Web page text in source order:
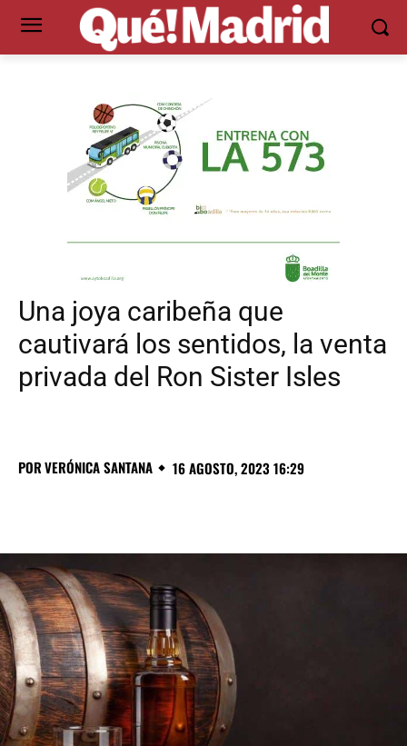
Una joya caribeña que
cautivará los sentidos, la venta
privada del Ron Sister Isles
PORVERÓNICA SANTANA 16 AGOSTO, 2023 16:29